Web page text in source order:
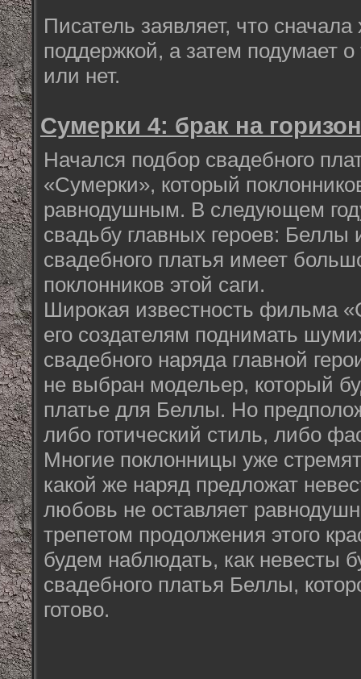
Писатель заявляет, что сначала
поддержкой, а затем подумает
или нет.
Сумерки 4: брак на
Начался подбор свадебного
«Сумерки», который
равнодушным. В следующем
свадьбу главных героев:
свадебного платья имеет
поклонников этой саги.
Широкая известность фильма
его создателям поднимать
свадебного наряда главной
не выбран модельер, который
платье для Беллы. Но
либо готический стиль, либо
Многие поклонницы уже
какой же наряд предложат
любовь не оставляет
трепетом продолжения этого
будем наблюдать, как невесты
свадебного платья Беллы,
готово.